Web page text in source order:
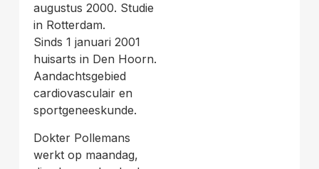
augustus 2000. Studie
in Rotterdam.
Sinds 1 januari 2001
huisarts in Den Hoorn.
Aandachtsgebied
cardiovasculair en
sportgeneeskunde.
Dokter Pollemans
werkt op maandag,